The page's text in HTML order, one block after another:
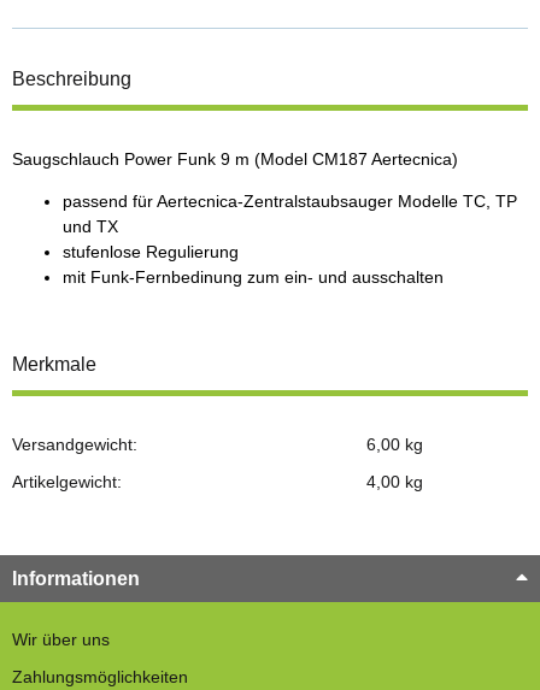
Beschreibung
Saugschlauch Power Funk 9 m (Model CM187 Aertecnica)
passend für Aertecnica-Zentralstaubsauger Modelle TC, TP
und TX
stufenlose Regulierung
mit Funk-Fernbedinung zum ein- und ausschalten
Merkmale
Versandgewicht:
6,00 kg
Artikelgewicht:
4,00 kg
Informationen
Wir über uns
Zahlungsmöglichkeiten